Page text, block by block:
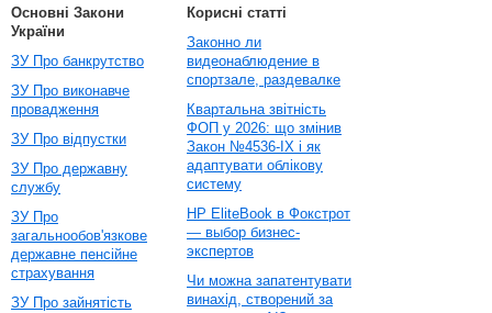
Основні Закони
України
ЗУ Про банкрутство
ЗУ Про виконавче
провадження
ЗУ Про відпустки
ЗУ Про державну
службу
ЗУ Про
загальнообов'язкове
державне пенсійне
страхування
ЗУ Про зайнятість
Корисні статті
Законно ли
видеонаблюдение в
спортзале, раздевалке
Квартальна звітність
ФОП у 2026: що змінив
Закон №4536-IX і як
адаптувати облікову
систему
HP EliteBook в Фокстрот
— выбор бизнес-
экспертов
Чи можна запатентувати
винахід, створений за